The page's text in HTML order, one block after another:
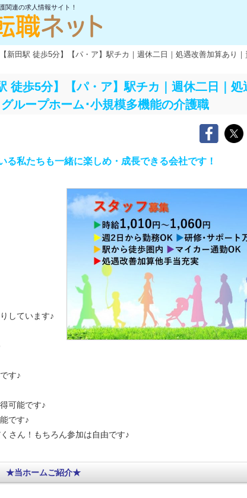
関連の求人情報サイト！
【新田駅 徒歩5分】【パ・ア】駅チカ｜週休二日｜処遇改善加算あり
徒歩5分】【パ・ア】駅チカ｜週休二日｜
ループホーム･小規模多機能の介護職
私たちも一緒に楽しめ・成長できる会社です！
しています♪
す♪
可能です♪
です♪
さん！もちろん参加は自由です♪
★当ホームご紹介★